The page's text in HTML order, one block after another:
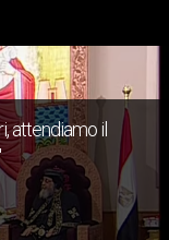
attendiamo il